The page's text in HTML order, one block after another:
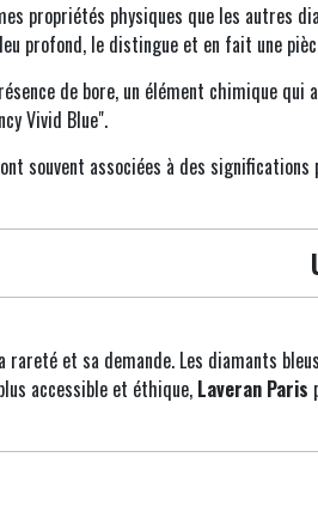
propriétés physiques que les autres
profond, le distingue et en fait une
de bore, un élément chimique
Vivid Blue".
souvent associées à des
et sa demande. Les diamants
accessible et éthique, Laveran Paris